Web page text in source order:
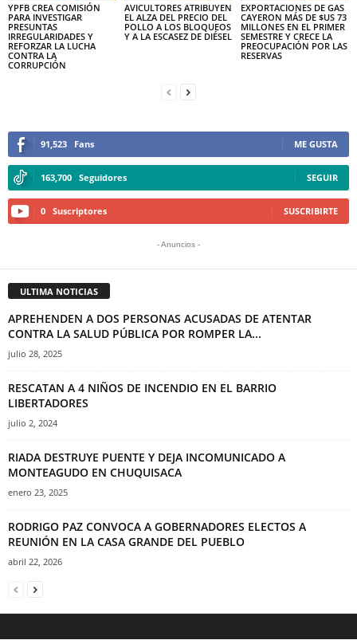
YPFB CREA COMISIÓN
PARA INVESTIGAR
PRESUNTAS
IRREGULARIDADES Y
REFORZAR LA LUCHA
CONTRA LA
CORRUPCIÓN
AVICULTORES ATRIBUYEN
EL ALZA DEL PRECIO DEL
POLLO A LOS BLOQUEOS
Y A LA ESCASEZ DE DIÉSEL
EXPORTACIONES DE GAS
CAYERON MÁS DE $US 73
MILLONES EN EL PRIMER
SEMESTRE Y CRECE LA
PREOCUPACIÓN POR LAS
RESERVAS
91,523 Fans ME GUSTA
163,700 Seguidores SEGUIR
0 Suscriptores SUSCRIBIRTE
- Anuncios -
ULTIMA NOTICIAS
APREHENDEN A DOS PERSONAS ACUSADAS DE ATENTAR
CONTRA LA SALUD PÚBLICA POR ROMPER LA...
julio 28, 2025
RESCATAN A 4 NIÑOS DE INCENDIO EN EL BARRIO
LIBERTADORES
julio 2, 2024
RIADA DESTRUYE PUENTE Y DEJA INCOMUNICADO A
MONTEAGUDO EN CHUQUISACA
enero 23, 2025
RODRIGO PAZ CONVOCA A GOBERNADORES ELECTOS A
REUNIÓN EN LA CASA GRANDE DEL PUEBLO
abril 22, 2026